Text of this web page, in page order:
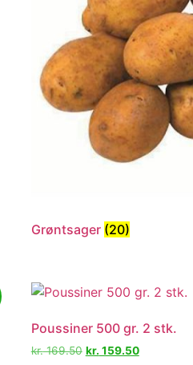
Grøntsager (20)
Poussiner 500 gr. 2 stk.
kr.169.50 kr. 159.50